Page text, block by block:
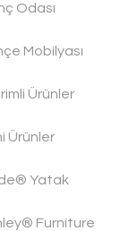
Odası
Mobilyası
Ürünler
Ürünler
Yatak
Furniture